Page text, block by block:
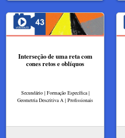
Interseção de uma reta com
cones retos e oblíquos
Secundário | Formação Específica |
Geometria Descritiva A | Profissionais